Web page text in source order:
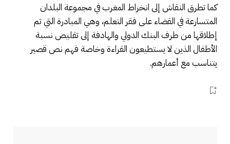
كما تطرق النقاش إلى انخراط المغرب في مجموعة البلدان
المتسارعة في القضاء على فقر التعلم، وهي المبادرة التي تم
إطلاقها من طرف البنك الدولي والهادفة إلى تقليص نسبة
الأطفال الذين لا يستطيعون القراءة وخاصة فهم نص قصير
يتناسب مع أعمارهم.